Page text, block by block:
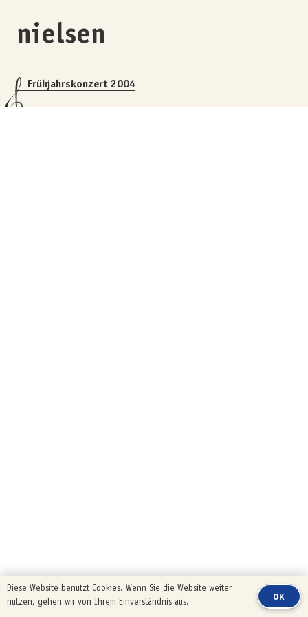
nielsen
Frühjahrskonzert 2004
Diese Website benutzt Cookies. Wenn Sie die Website weiter
nutzen, gehen wir von Ihrem Einverständnis aus.
OK